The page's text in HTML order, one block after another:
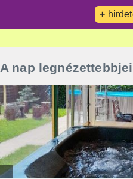
+
A nap legnézettebbjei